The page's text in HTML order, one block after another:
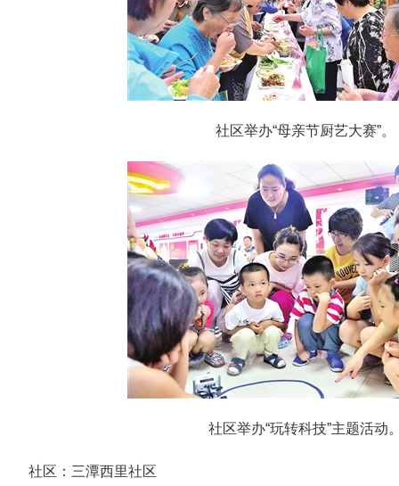
社区举办“母亲节厨艺大赛”。
社区举办“玩转科技”主题活动
社区：三潭西里社区